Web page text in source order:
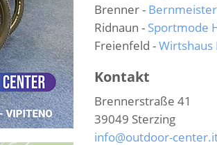
Brenner -
Ridnaun - Sportmode
Freienfeld -Wirtshaus
Kontakt
Brennerstraße 41
39049 Sterzing
info@outdoor-